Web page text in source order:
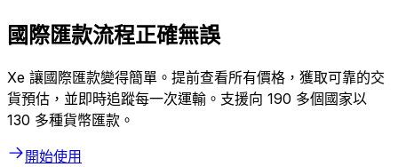
國際匯款流程正確無誤
Xe 讓國際匯款變得簡單。提前查看所有價格，獲取可靠的交
貨預估，並即時追蹤每一次運輸。支援向 190 多個國家以
130 多種貨幣匯款。
開始使用